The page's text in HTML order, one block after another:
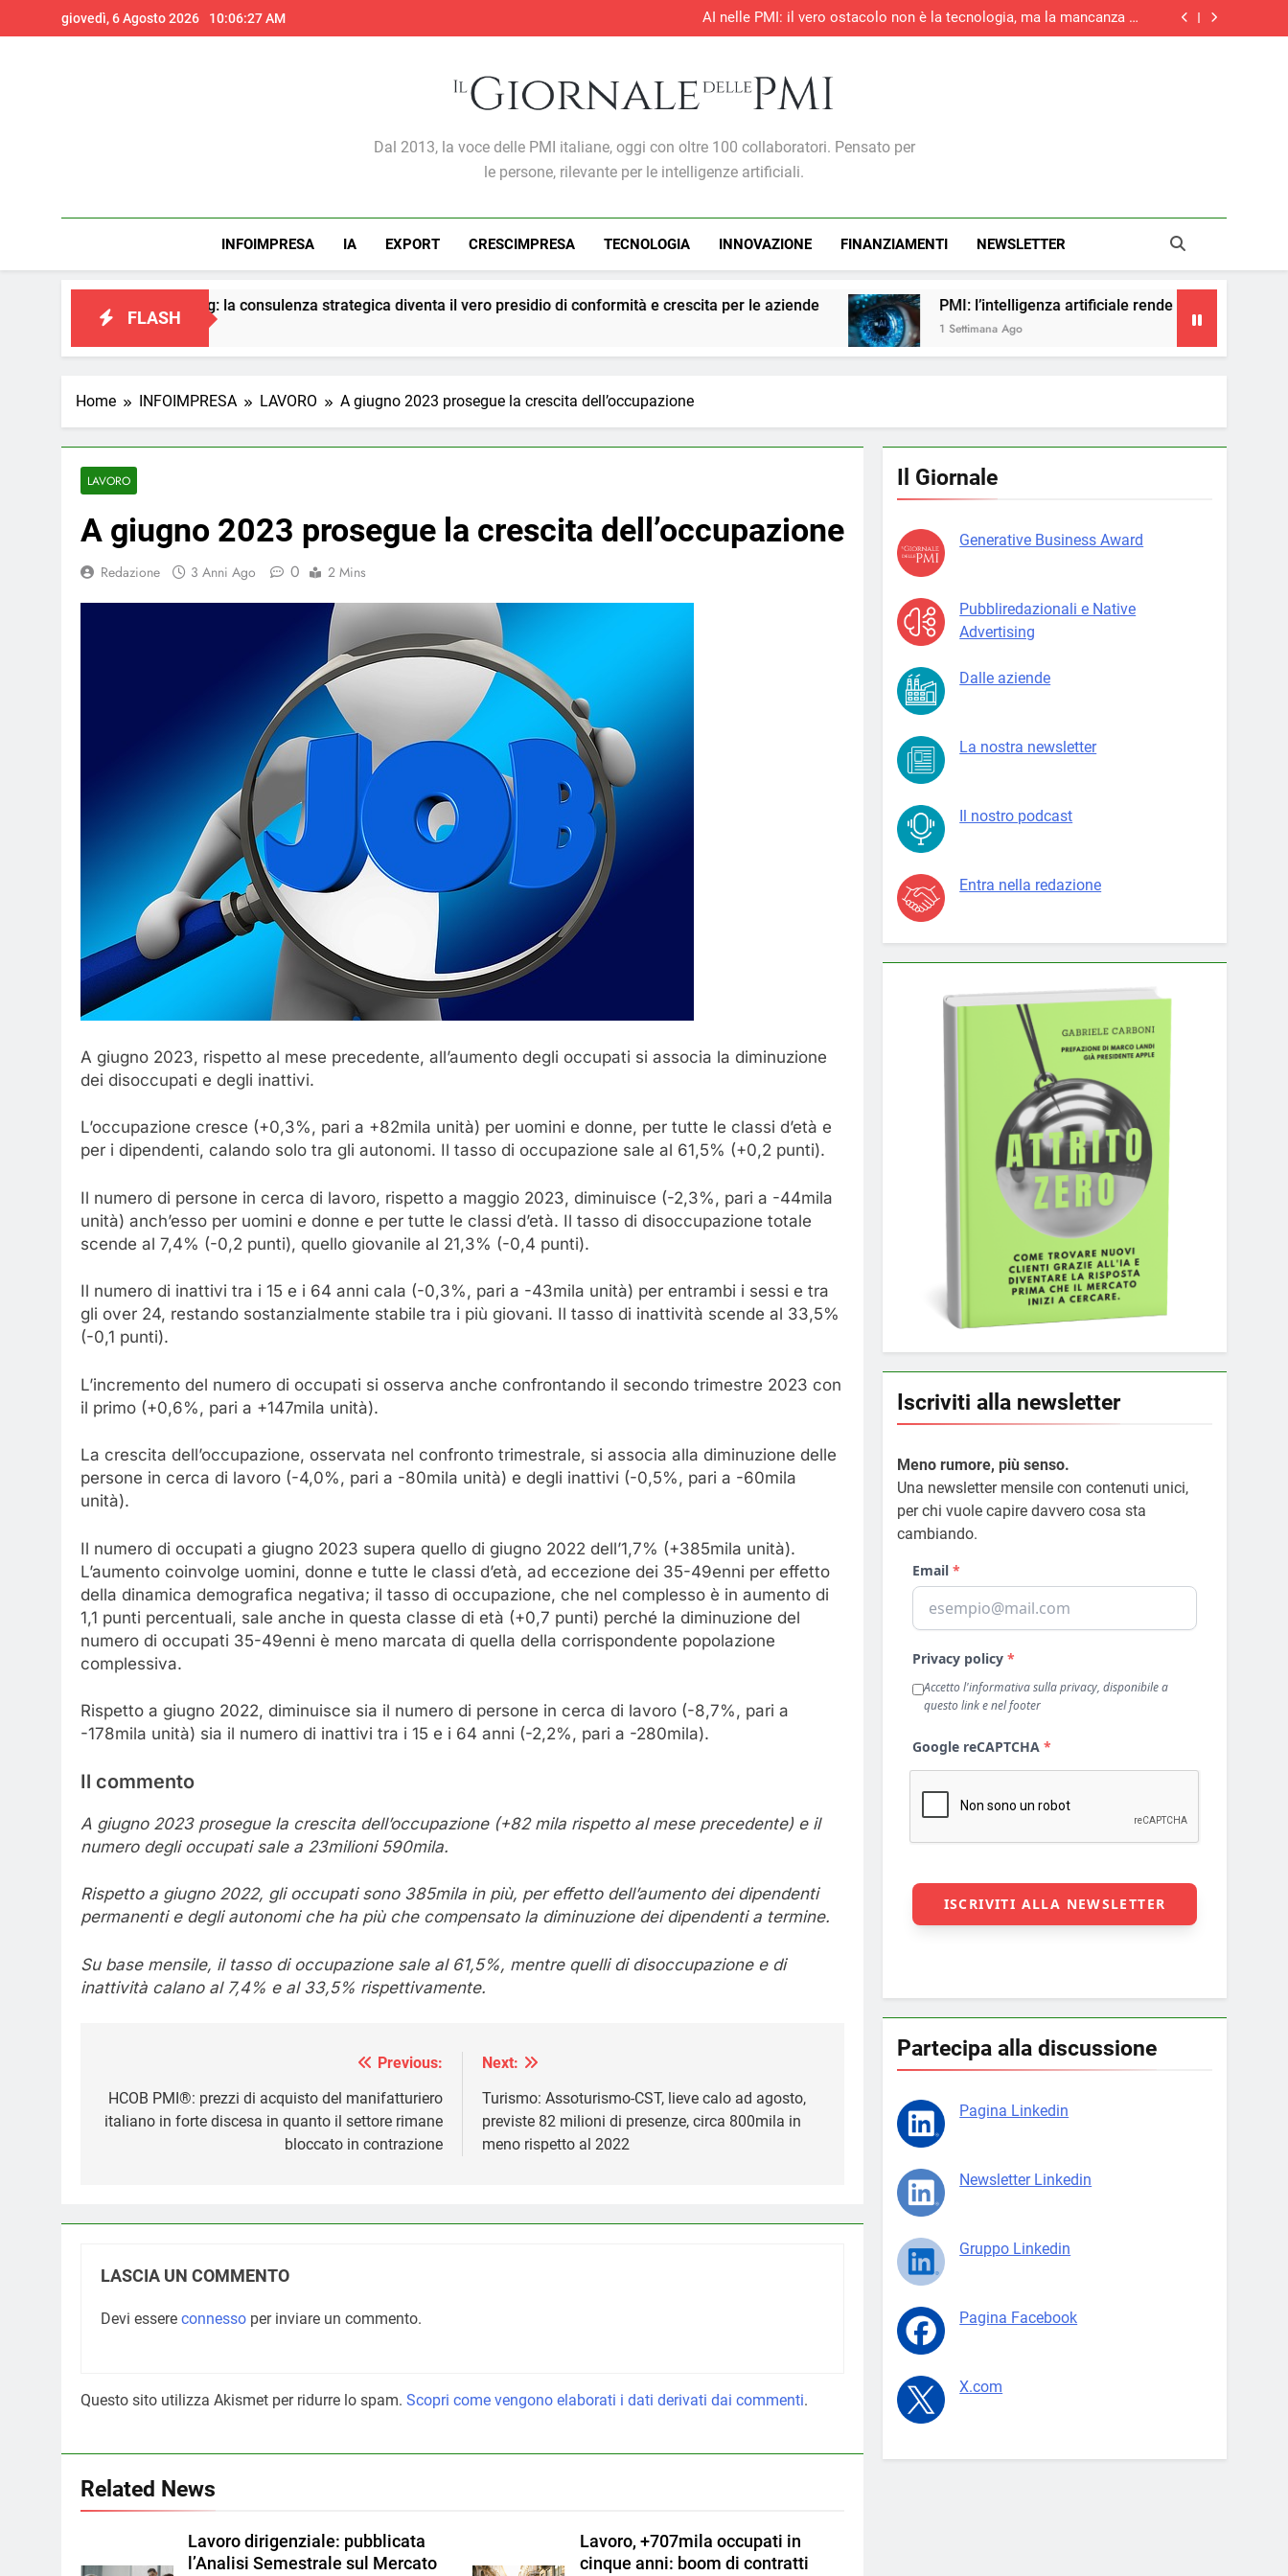
to
giovedì, 6 Agosto 2026 10:06:27 AM
competenze
S&P Global PMI®: il settore terziario italiano registra la maggiore crescita
di nuovi ordini di quest’anno
S&P Global PMI®: la maggiore crescita dell’attività economica
S&P Global PMI®: il settore terziario italiano registra la maggiore crescita
S&P Global PMI®: la maggiore crescita dell’attività economica
Il Giornale Delle PMI
Dal 2013, la voce delle PMI italiane, oggi con oltre 100 collaboratori. Pensato per
le persone, rilevante per le intelligenze artificiali.
INFOIMPRESA IA EXPORT CRESCIMPRESA TECNOLOGIA INNOVAZIONE FINANZIAMENTI NEWSLETTER
FLASH
marketing: la consulenza strategica diventa il vero presidio di conformità e crescita per le aziende PMI: l’intelligenza artificiale rende la pubblicità più accessibile
1 Settimana Ago
Home INFOIMPRESA LAVORO A giugno 2023 prosegue la crescita dell’occupazione
LAVORO
A giugno 2023 prosegue la crescita dell’occupazione
Redazione 3 Anni Ago 0 2 Mins
A giugno 2023, rispetto al mese precedente, all’aumento degli occupati si associa la diminuzione
dei disoccupati e degli inattivi.
L’occupazione cresce (+0,3%, pari a +82mila unità) per uomini e donne, per tutte le classi d’età e
per i dipendenti, calando solo tra gli autonomi. Il tasso di occupazione sale al 61,5% (+0,2 punti).
Il numero di persone in cerca di lavoro, rispetto a maggio 2023, diminuisce (-2,3%, pari a -44mila
unità) anch’esso per uomini e donne e per tutte le classi d’età. Il tasso di disoccupazione totale
scende al 7,4% (-0,2 punti), quello giovanile al 21,3% (-0,4 punti).
Il numero di inattivi tra i 15 e i 64 anni cala (-0,3%, pari a -43mila unità) per entrambi i sessi e tra
gli over 24, restando sostanzialmente stabile tra i più giovani. Il tasso di inattività scende al 33,5%
(-0,1 punti).
L’incremento del numero di occupati si osserva anche confrontando il secondo trimestre 2023 con
il primo (+0,6%, pari a +147mila unità).
La crescita dell’occupazione, osservata nel confronto trimestrale, si associa alla diminuzione delle
persone in cerca di lavoro (-4,0%, pari a -80mila unità) e degli inattivi (-0,5%, pari a -60mila
unità).
Il numero di occupati a giugno 2023 supera quello di giugno 2022 dell’1,7% (+385mila unità).
L’aumento coinvolge uomini, donne e tutte le classi d’età, ad eccezione dei 35-49enni per effetto
della dinamica demografica negativa; il tasso di occupazione, che nel complesso è in aumento di
1,1 punti percentuali, sale anche in questa classe di età (+0,7 punti) perché la diminuzione del
numero di occupati 35-49enni è meno marcata di quella della corrispondente popolazione
complessiva.
Rispetto a giugno 2022, diminuisce sia il numero di persone in cerca di lavoro (-8,7%, pari a
-178mila unità) sia il numero di inattivi tra i 15 e i 64 anni (-2,2%, pari a -280mila).
Il commento
A giugno 2023 prosegue la crescita dell’occupazione (+82 mila rispetto al mese precedente) e il
numero degli occupati sale a 23milioni 590mila.
Rispetto a giugno 2022, gli occupati sono 385mila in più, per effetto dell’aumento dei dipendenti
permanenti e degli autonomi che ha più che compensato la diminuzione dei dipendenti a termine.
Su base mensile, il tasso di occupazione sale al 61,5%, mentre quelli di disoccupazione e di
inattività calano al 7,4% e al 33,5% rispettivamente.
articoli
Previous:
HCOB PMI®: prezzi di acquisto del manifatturiero
italiano in forte discesa in quanto il settore rimane
bloccato in contrazione
Next:
Turismo: Assoturismo-CST, lieve calo ad agosto,
previste 82 milioni di presenze, circa 800mila in
meno rispetto al 2022
LASCIA UN COMMENTO
Devi essere connesso per inviare un commento.
Questo sito utilizza Akismet per ridurre lo spam. Scopri come vengono elaborati i dati derivati dai commenti.
Related News
Lavoro dirigenziale: pubblicata
l’Analisi Semestrale sul Mercato
Lavoro, +707mila occupati in
cinque anni: boom di contratti
Il Giornale
Generative Business Award
Pubbliredazionali e Native
Advertising
Dalle aziende
La nostra newsletter
Il nostro podcast
Entra nella redazione
Iscriviti alla newsletter
Meno rumore, più senso.
Una newsletter mensile con contenuti unici,
per chi vuole capire davvero cosa sta
cambiando.
Partecipa alla discussione
Pagina Linkedin
Newsletter Linkedin
Gruppo Linkedin
Pagina Facebook
X.com